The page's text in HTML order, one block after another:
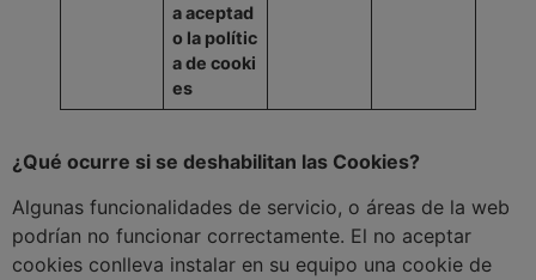
aaceptad
o la polític
ade cooki
es
¿Qué ocurre si se deshabilitan las Cookies?
Algunas funcionalidades de servicio, o áreas de la web
podrían no funcionar correctamente. El no aceptar
cookies conlleva instalar en su equipo una cookie de